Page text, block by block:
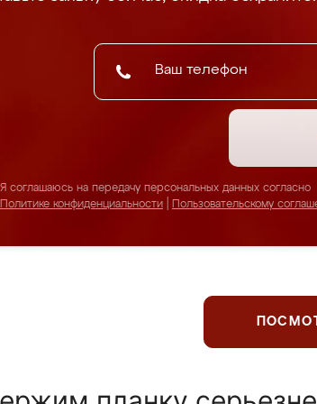
Я соглашаюсь на передачу персональных данных согласно
Политике конфиденциальности
Пользовательскому